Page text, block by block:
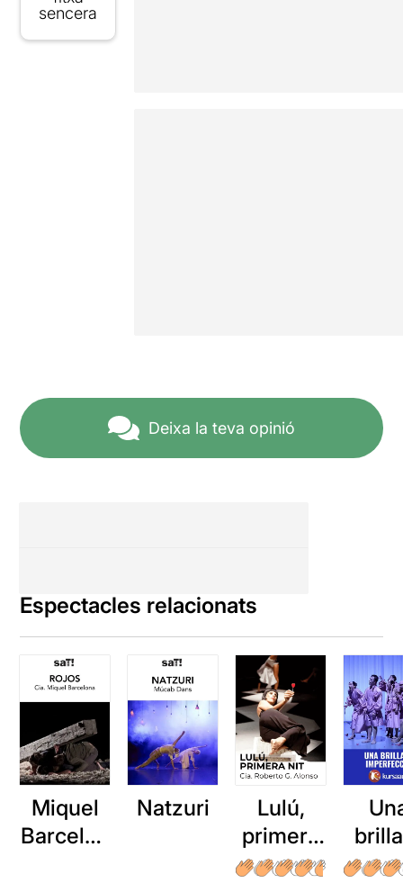
sencera
Deixa la teva opinió
Espectacles relacionats
Miquel
Barcelon
Natzuri
Lulú,
primera
nit